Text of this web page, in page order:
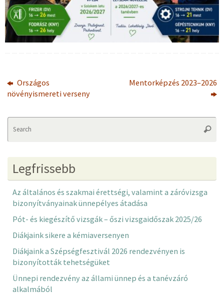
Országos
növényismereti verseny
Mentorképzés 2023–2026
Legfrissebb
Az általános és szakmai érettségi, valamint a záróvizsga
bizonyítványainak ünnepélyes átadása
Pót- és kiegészítő vizsgák – őszi vizsgaidőszak 2025/26
Diákjaink sikere a kémiaversenyen
Diákjaink a Szépségfesztivál 2026 rendezvényen is
bizonyították tehetségüket
Ünnepi rendezvény az állami ünnep és a tanévzáró
alkalmából